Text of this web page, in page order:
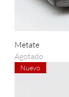
Metate
Agotado
Nuevo